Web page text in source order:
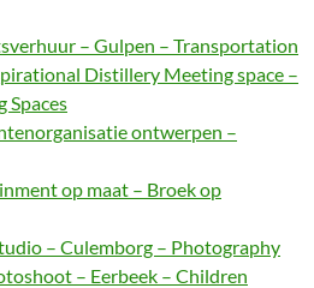
– Gulpen – Transportation
Distillery Meeting space –
Spaces
ontwerpen –
op maat – Broek op
– Culemborg – Photography
– Eerbeek – Children